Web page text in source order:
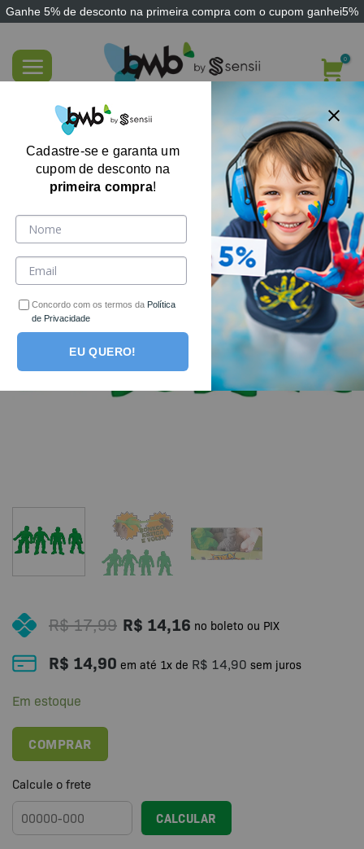
Ganhe 5% de desconto na primeira compra com o cupom ganhei5%
content
Soldado de Borracha Stika
R$17,99 R$ 14,16 no boleto ou PIX
R$ 14,90 em até 1x de R$ 14,90 sem juros
Em estoque
COMPRAR
Calcule o frete
CALCULAR
Cadastre-se e garanta um
cupom de desconto na
primeira compra!
Concordo com os termos da Política
de Privacidade
EU QUERO!